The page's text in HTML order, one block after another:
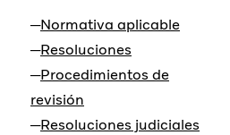
Normativa aplicable
Resoluciones
Procedimientos de
revisión
Resoluciones judiciales